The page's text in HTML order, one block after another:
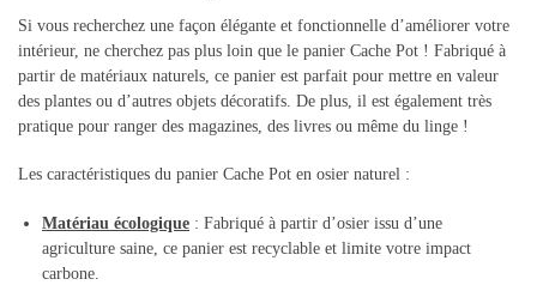
Si vous recherchez une façon élégante et fonctionnelle d’améliorer votre
intérieur, ne cherchez pas plus loin que le panier Cache Pot ! Fabriqué à
partir de matériaux naturels, ce panier est parfait pour mettre en valeur
des plantes ou d’autres objets décoratifs. De plus, il est également très
pratique pour ranger des magazines, des livres ou même du linge !
Les caractéristiques du panier Cache Pot en osier naturel :
Matériau écologique : Fabriqué à partir d’osier issu d’une
agriculture saine, ce panier est recyclable et limite votre impact
carbone.